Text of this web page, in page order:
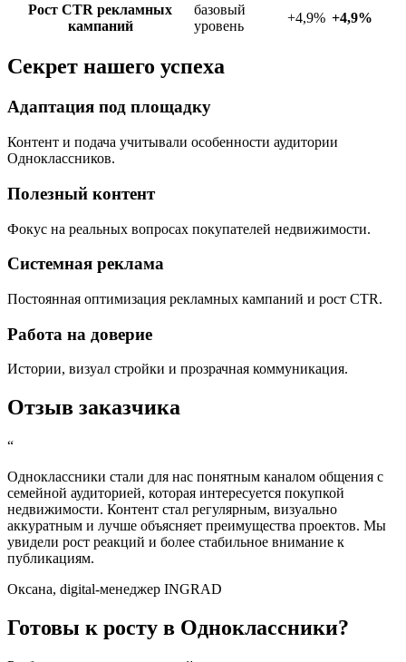
Рост CTR рекламных
кампаний
базовый
уровень
+4,9% +4,9%
Секрет нашего успеха
Адаптация под площадку
Контент и подача учитывали особенности аудитории
Одноклассников.
Полезный контент
Фокус на реальных вопросах покупателей недвижимости.
Системная реклама
Постоянная оптимизация рекламных кампаний и рост CTR.
Работа на доверие
Истории, визуал стройки и прозрачная коммуникация.
Отзыв заказчика
“
Одноклассники стали для нас понятным каналом общения с
семейной аудиторией, которая интересуется покупкой
недвижимости. Контент стал регулярным, визуально
аккуратным и лучше объясняет преимущества проектов. Мы
увидели рост реакций и более стабильное внимание к
публикациям.
Оксана, digital-менеджер INGRAD
Готовы к росту в Одноклассники?